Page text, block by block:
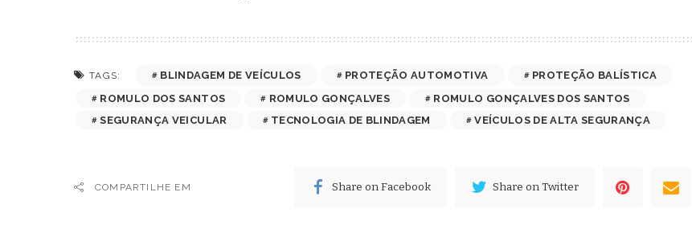
TAGS: BLINDAGEM DE VEÍCULOS PROTEÇÃO AUTOMOTIVA
PROTEÇÃO BALÍSTICA
ROMULO DOS SANTOS
ROMULO GONÇALVES
ROMULO GONÇALVES DOS SANTOS
SEGURANÇA VEICULAR
TECNOLOGIA DE BLINDAGEM VEÍCULOS DE ALTA SEGURANÇA
COMPARTILHE EM Share on Facebook Share on Twitter